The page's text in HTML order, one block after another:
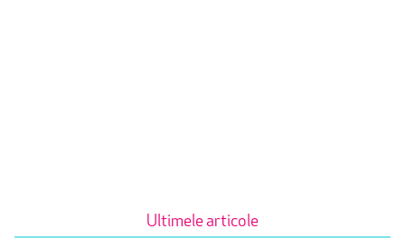
Ultimele articole